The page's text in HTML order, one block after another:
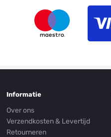
Informatie
Over ons
Verzendkosten & Levertijd
Retourneren